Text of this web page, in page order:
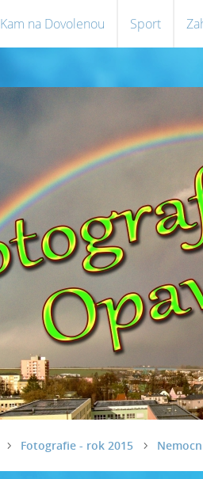
Kam na Dovolenou Sport
Fotografie - rok 2015